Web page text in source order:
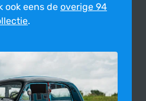
ook eens de overige 94
.